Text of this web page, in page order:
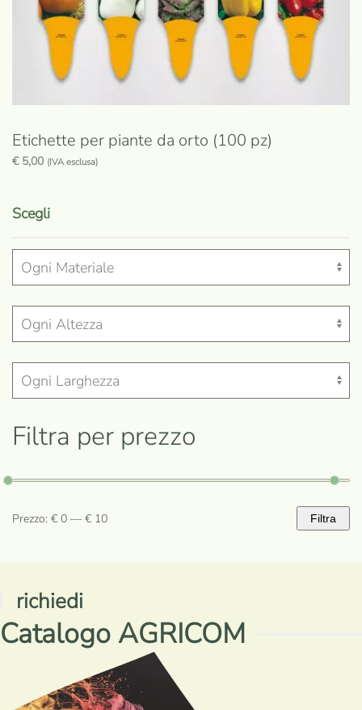
Etichette per piante da orto (100 pz)
€5,00 (IVA esclusa)
Scegliprodotto
più
varianti.
Le
opzioni
possono
essere
scelte
pagina
prodotto
Filtra per prezzo
Prezzo
Prezzo
Filtra
Prezzo: € 0 — € 10
richiedi
Catalogo AGRICOM